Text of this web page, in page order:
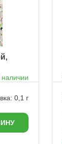
наличии
0,1 г